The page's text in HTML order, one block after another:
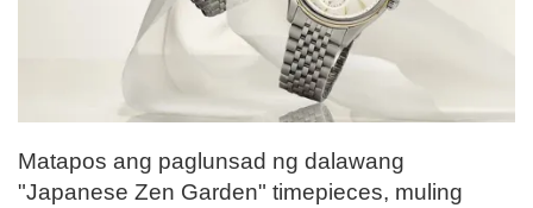
Matapos ang paglunsad ng dalawang
"Japanese Zen Garden" timepieces, muling